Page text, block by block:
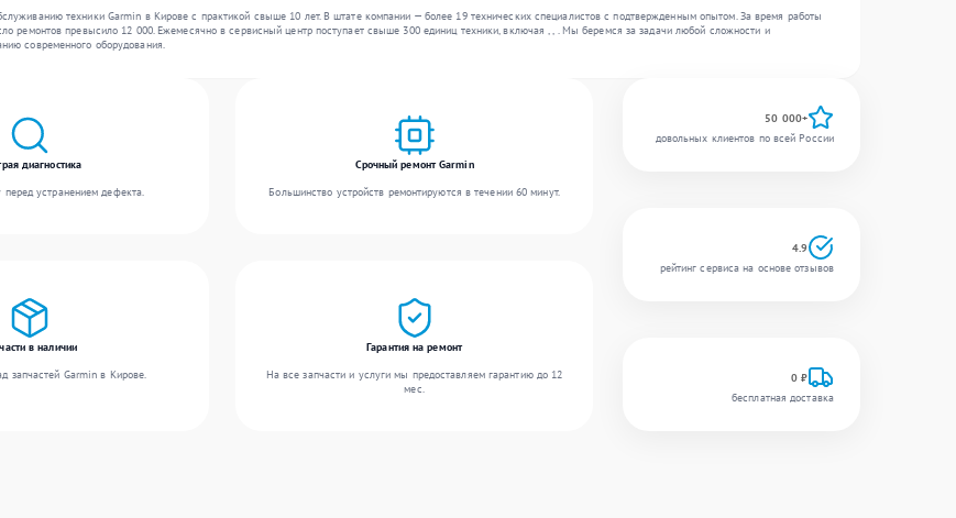
техники Garmin в Кирове с практикой свыше 10 лет. В штате компании — более 19 технических специалистов с подтвержденным опытом. За время работы
ремонтов превысило 12 000. Ежемесячно в сервисный центр поступает свыше 300 единиц техники, включая , , . Мы беремся за задачи любой сложности и
современного оборудования.
диагностика
устранением дефекта.
Срочный ремонт Garmin
Большинство устройств ремонтируются в течении 60 минут.
в наличии
запчастей Garmin в Кирове.
Гарантия на ремонт
На все запчасти и услуги мы предоставляем гарантию до 12
мес.
50 000+
довольных клиентов по всей России
4.9
рейтинг сервиса на основе отзывов
0 ₽
бесплатная доставка